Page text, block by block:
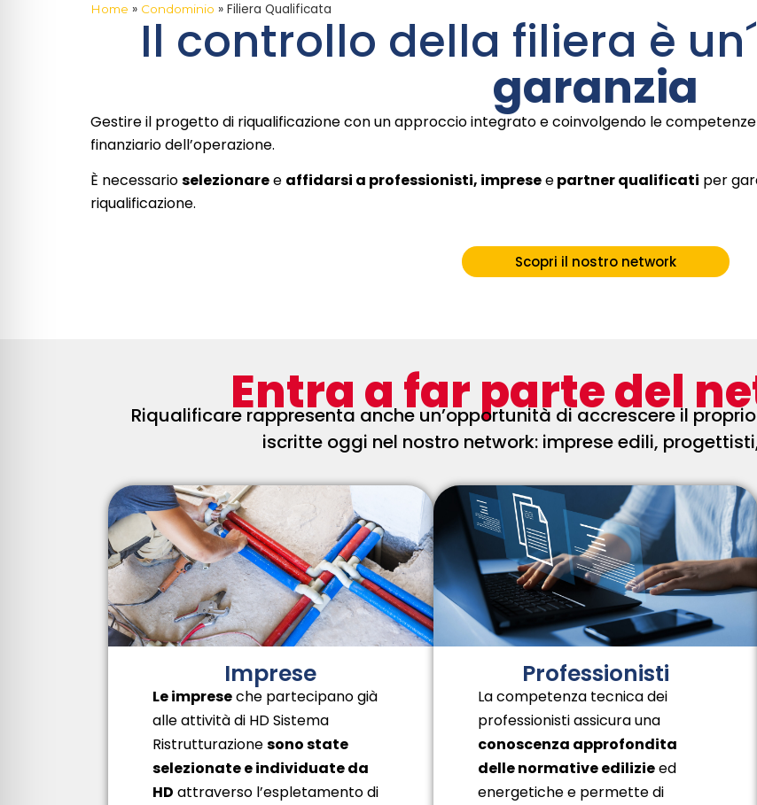
Home » Condominio » Filiera Qualificata
Il controllo della filiera è un´
garanzia
Gestire il progetto di riqualificazione con un approccio integrato e coinvolgendo le
finanziario dell’operazione.
È necessarioselezionaree affidarsi a professionisti, impreseepartnerqualificati per
riqualificazione.
Scopri il nostro network
Entra a far parte del
Riqualificare rappresenta ancheun’opportunità di accrescere il
iscritte oggi nel nostro network: imprese edili,
Imprese
Le impreseche partecipano già
alle attività di HD Sistema
Ristrutturazionesono state
selezionate e individuate da
HD attraverso l’espletamento di
Professionisti
La competenza tecnica dei
professionisti assicura una
conoscenza approfondita
delle normative edilizieed
energetiche e permette di